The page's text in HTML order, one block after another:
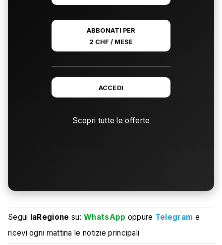
ABBONATI PER
2 CHF / MESE
ACCEDI
Scopri tutte le offerte
Segui laRegione su:WhatsApp oppure Telegram e
ricevi ogni mattina le notizie principali